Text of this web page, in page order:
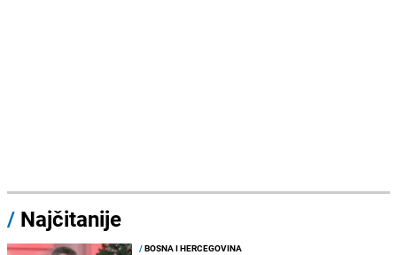
/ Najčitanije
/BOSNA I HERCEGOVINA